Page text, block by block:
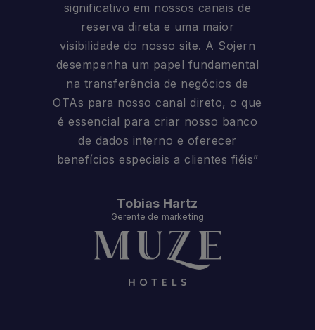
significativo em nossos canais de
reserva direta e uma maior
visibilidade do nosso site. A Sojern
desempenha um papel fundamental
na transferência de negócios de
OTAs para nosso canal direto, o que
é essencial para criar nosso banco
de dados interno e oferecer
benefícios especiais a clientes fiéis”
Tobias Hartz
Gerente de marketing